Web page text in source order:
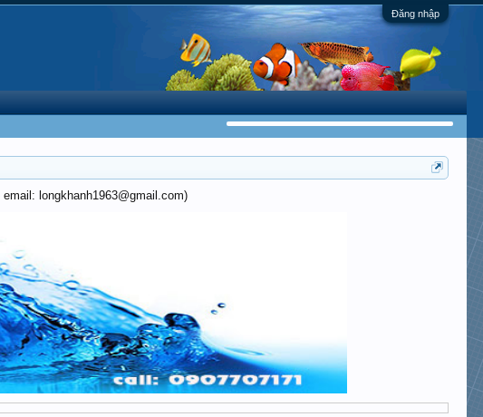
Đăng nhập
longkhanh1963@gmail.com)